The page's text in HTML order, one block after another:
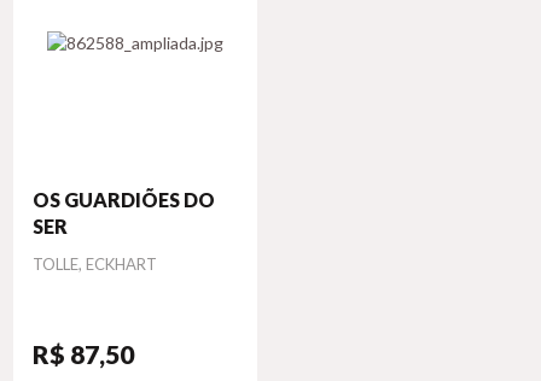
OS GUARDIÕES DO
SER
Autor
TOLLE, ECKHART
R$ 87,50